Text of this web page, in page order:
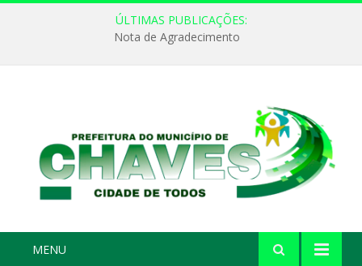
ÚLTIMAS PUBLICAÇÕES:
Nota de Agradecimento
MENU